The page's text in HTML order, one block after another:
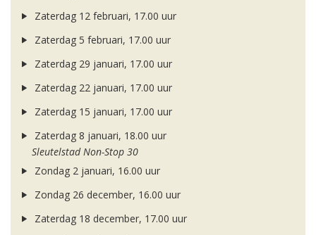
Zaterdag 12 februari, 17.00 uur
Zaterdag 5 februari, 17.00 uur
Zaterdag 29 januari, 17.00 uur
Zaterdag 22 januari, 17.00 uur
Zaterdag 15 januari, 17.00 uur
Zaterdag 8 januari, 18.00 uur
Sleutelstad Non-Stop 30
Zondag 2 januari, 16.00 uur
Zondag 26 december, 16.00 uur
Zaterdag 18 december, 17.00 uur